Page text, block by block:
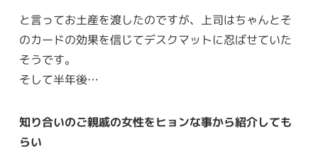
と言ってお土産を渡したのですが、上司はちゃんとそ
のカードの効果を信じてデスクマットに忍ばせていた
そうです。
そして半年後…
知り合いのご親戚の女性をヒョンな事から紹介しても
らい